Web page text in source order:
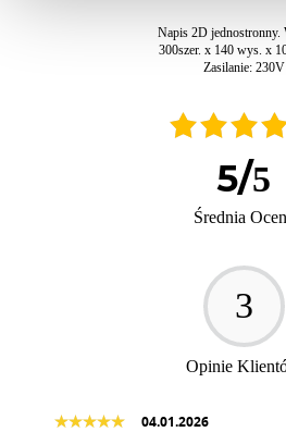
Napis 2D jednostronny.
300szer. x 140 wys. x
Zasilanie: 230V
5/5
Średnia
3
Opinie
04.01.2026